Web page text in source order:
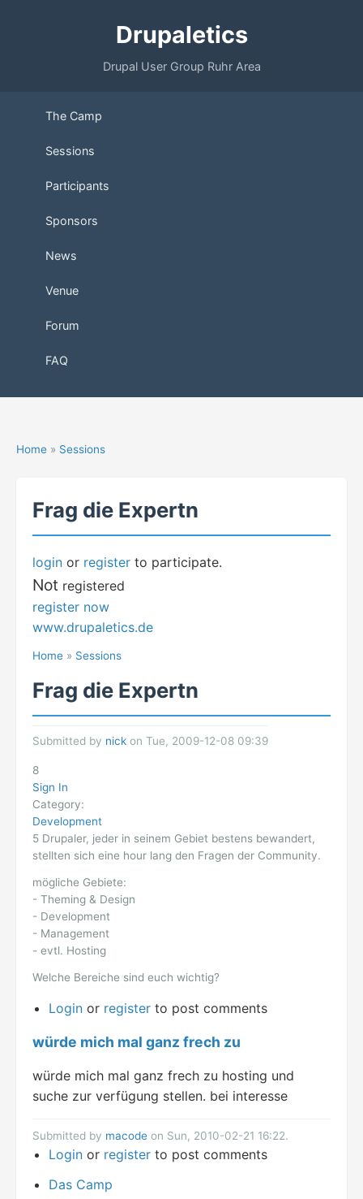
Drupaletics
Drupal User Group Ruhr Area
The Camp
Sessions
Participants
Sponsors
News
Venue
Forum
FAQ
Home » Sessions
Frag die Expertn
login or register to participate.
Not registered
register now
www.drupaletics.de
Home » Sessions
Frag die Expertn
Submitted by nick on Tue, 2009-12-08 09:39
8
Sign In
Category:
Development
5 Drupaler, jeder in seinem Gebiet bestens bewandert,
stellten sich eine hour lang den Fragen der Community.
mögliche Gebiete:
- Theming & Design
- Development
- Management
- evtl. Hosting
Welche Bereiche sind euch wichtig?
Login or register to post comments
würde mich mal ganz frech zu
würde mich mal ganz frech zu hosting und
suche zur verfügung stellen. bei interesse
Submitted by macode on Sun, 2010-02-21 16:22.
Login or register to post comments
Das Camp